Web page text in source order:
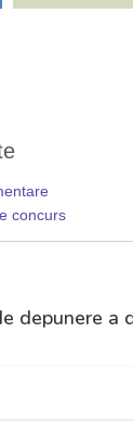
concurs